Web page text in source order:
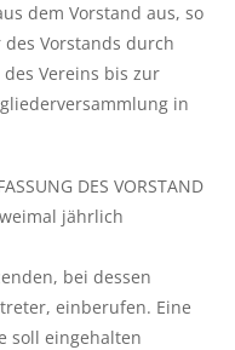
dem Vorstand aus, so
Vorstands durch
Vereins bis zur
in
DES VORSTAND
jährlich
bei dessen
einberufen. Eine
soll eingehalten